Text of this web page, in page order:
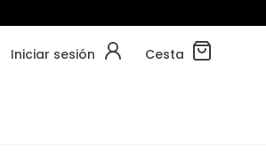
Iniciar sesión Cesta